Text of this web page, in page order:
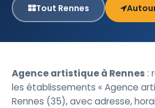
Tout Rennes
Agence artistique à Rennes :
les établissements « Agence
Rennes (35), avec adresse,